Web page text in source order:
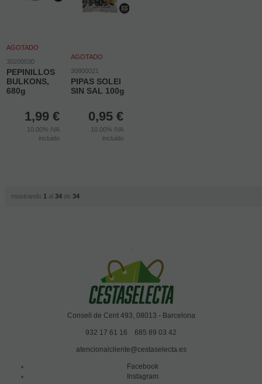
AGOTADO
30200030
PEPINILLOS
BULKONS,
680g
1,99 €
10.00% IVA
incluido
AGOTADO
30800021
PIPAS SOLEI
SIN SAL 100g
0,95 €
10.00% IVA
incluido
mostrando 1 al 34de 34
Consell de Cent 493, 08013 - Barcelona
932 17 61 16 685 89 03 42
atencionalcliente@cestaselecta.es
Facebook
Instagram